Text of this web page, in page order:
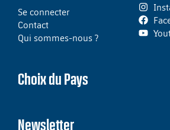
Se connecter
Contact
Qui sommes-nous ?
Choix du Pays
Newsletter